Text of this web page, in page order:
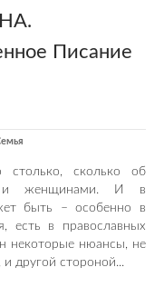
Писание
сколько об
и женщинами. И в
быть – особенно в
есть в православных
некоторые нюансы, не
другой стороной...